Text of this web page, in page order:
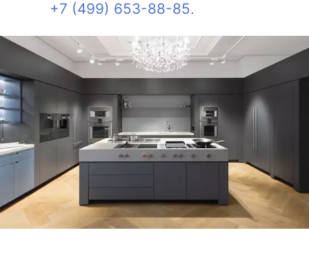
+7 (499) 653-88-85.